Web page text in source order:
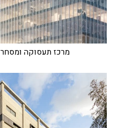
מרכז תעסוקה ומסחר ONYX, צומת סביון